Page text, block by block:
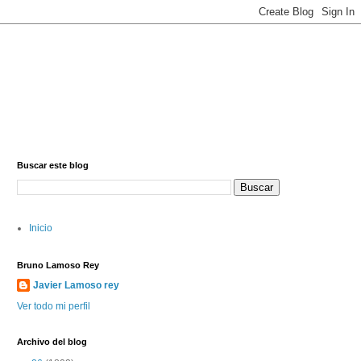
Buscar este blog
Inicio
Bruno Lamoso Rey
Javier Lamoso rey
Ver todo mi perfil
Archivo del blog